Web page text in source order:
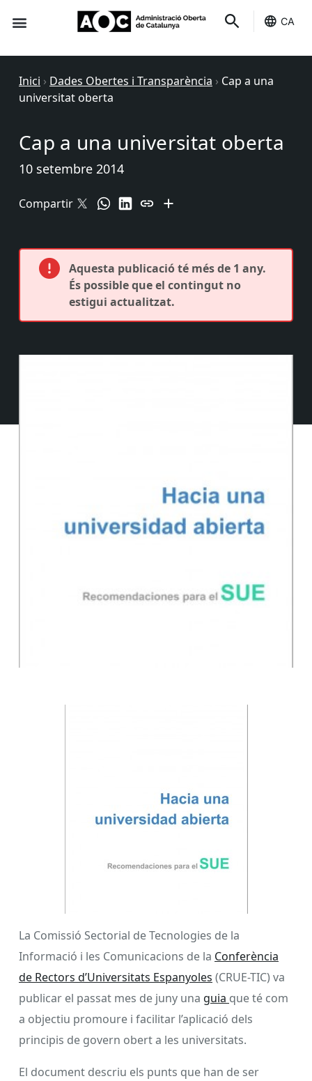
CA
Inici › Dades Obertes i Transparència › Cap a una
universitat oberta
Cap a una universitat oberta
10 setembre 2014
Compartir
Aquesta publicació té més de 1 any.
És possible que el contingut no
estigui actualitzat.
La Comissió Sectorial de Tecnologies de la
Informació i les Comunicacions de la Conferència
de Rectors d’Universitats Espanyoles (CRUE-TIC) va
publicar el passat mes de juny una guia que té com
a objectiu promoure i facilitar l’aplicació dels
principis de govern obert a les universitats.
El document descriu els punts que han de ser